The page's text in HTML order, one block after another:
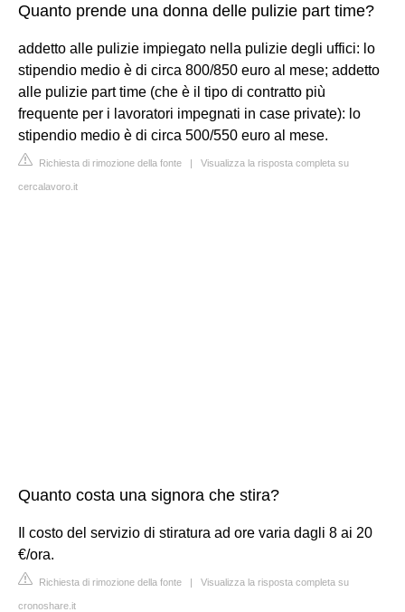
Quanto prende una donna delle pulizie part time?
addetto alle pulizie impiegato nella pulizie degli uffici: lo
stipendio medio è di circa 800/850 euro al mese; addetto
alle pulizie part time (che è il tipo di contratto più
frequente per i lavoratori impegnati in case private): lo
stipendio medio è di circa 500/550 euro al mese.
Richiesta di rimozione della fonte | Visualizza la risposta completa su
cercalavoro.it
Quanto costa una signora che stira?
Il costo del servizio di stiratura ad ore varia dagli 8 ai 20
€/ora.
Richiesta di rimozione della fonte | Visualizza la risposta completa su
cronoshare.it